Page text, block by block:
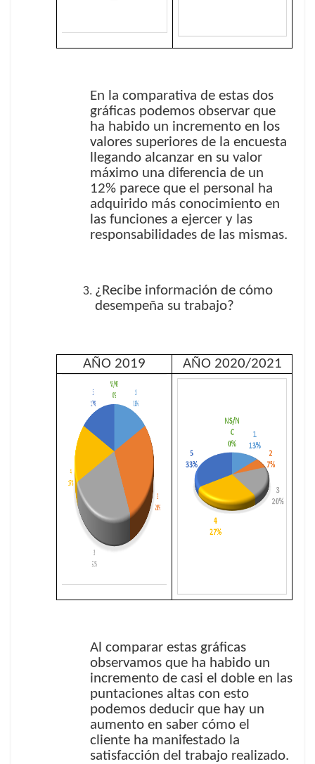
En la comparativa de estas dos
gráficas podemos observar que
ha habido un incremento en los
valores superiores de la encuesta
llegando alcanzar en su valor
máximo una diferencia de un
12% parece que el personal ha
adquirido más conocimiento en
las funciones a ejercer y las
responsabilidades de las mismas.
¿Recibe información de cómo
desempeña su trabajo?
AÑO 2019 AÑO 2020/2021
Al comparar estas gráficas
observamos que ha habido un
incremento de casi el doble en las
puntaciones altas con esto
podemos deducir que hay un
aumento en saber cómo el
cliente ha manifestado la
satisfacción del trabajo realizado.